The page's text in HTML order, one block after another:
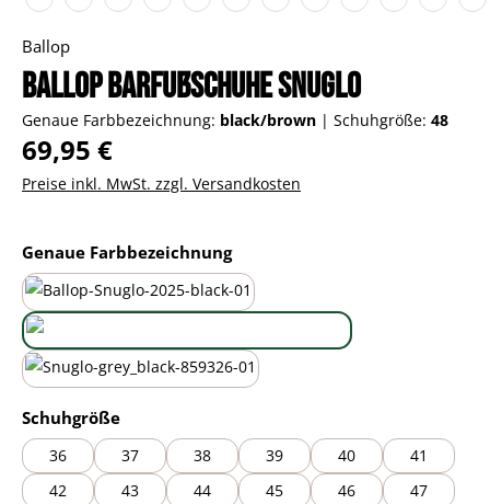
Ballop
Ballop Barfußschuhe Snuglo
Genaue Farbbezeichnung: black/brown | Schuhgröße: 48
Regulärer Preis:
69,95 €
Preise inkl. MwSt. zzgl. Versandkosten
Genaue Farbbezeichnungauswählen
black/brown
Schuhgrößeauswählen
36 37 38 39 40
41
42
43 44 45 46
47